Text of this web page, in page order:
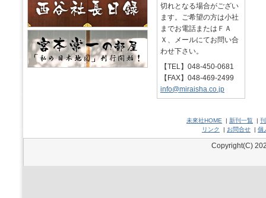
切れとなる場合がござい
ます。ご希望の方は小社
までお電話またはＦＡ
Ｘ、メールにてお問い合
わせ下さい。
【TEL】048-450-0681
【FAX】048-469-2499
info@miraisha.co.jp
未來社HOME | 新刊一覧 |
リンク
| お問合せ | 個
Copyright(C)